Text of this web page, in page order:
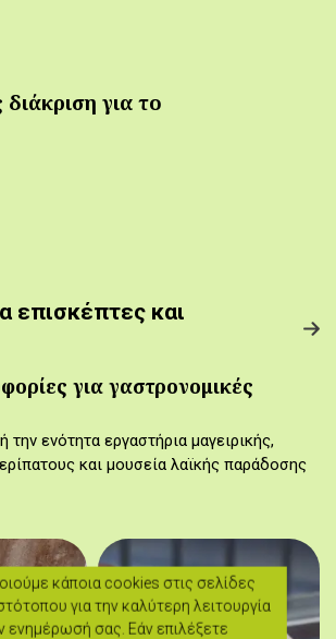
για το
επισκέπτες και
για γαστρονομικές
ενότητα εργαστήρια μαγειρικής,
και μουσεία λαϊκής παράδοσης
κάποια cookies στις σελίδες
για την καλύτερη λειτουργία
ενημέρωσή σας. Εάν επιλέξετε